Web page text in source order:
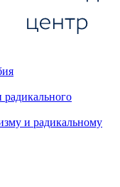
радикального
и радикальному